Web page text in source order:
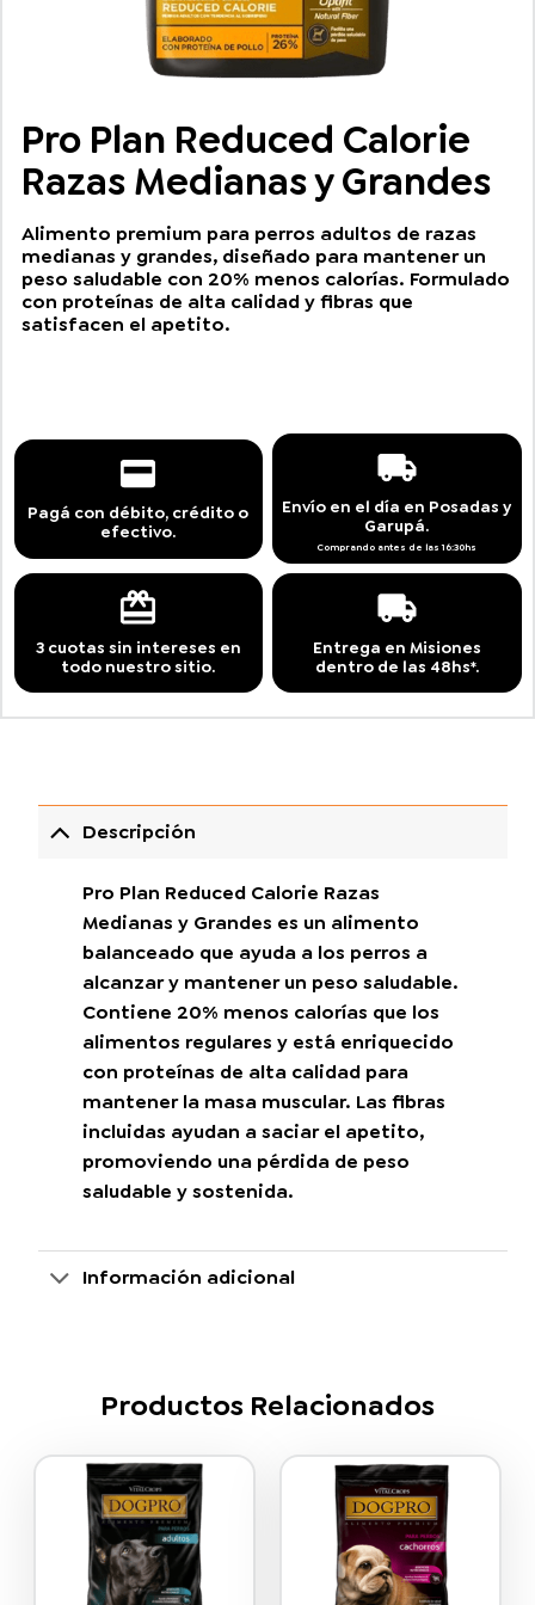
Pro Plan Reduced Calorie
Razas Medianas y Grandes
Alimento premium para perros adultos de razas
medianas y grandes, diseñado para mantener un
peso saludable con 20% menos calorías. Formulado
con proteínas de alta calidad y fibras que
satisfacen el apetito.
Pagá con débito, crédito o
efectivo.
Envío en el día en Posadas y
Garupá.
Comprando antes de las 16:30hs
3 cuotas sin intereses en
todo nuestro sitio.
Entrega en Misiones
dentro de las 48hs*.
Descripción
Pro Plan Reduced Calorie Razas
Medianas y Grandes es un alimento
balanceado que ayuda a los perros a
alcanzar y mantener un peso saludable.
Contiene 20% menos calorías que los
alimentos regulares y está enriquecido
con proteínas de alta calidad para
mantener la masa muscular. Las fibras
incluidas ayudan a saciar el apetito,
promoviendo una pérdida de peso
saludable y sostenida.
Información adicional
Productos Relacionados